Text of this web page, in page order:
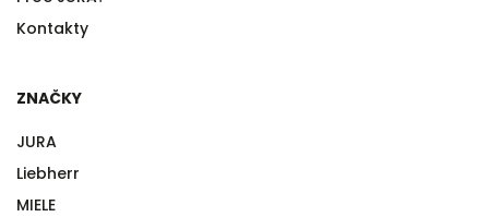
Kontakty
ZNAČKY
JURA
Liebherr
MIELE